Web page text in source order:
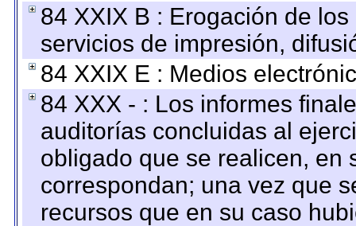
84 XXIX B : Erogación de
servicios de impresión,
84 XXIX E : Medios
84 XXX - : Los informes
auditorías concluidas al
obligado que se realicen, en
correspondan; una vez que
recursos que en su caso